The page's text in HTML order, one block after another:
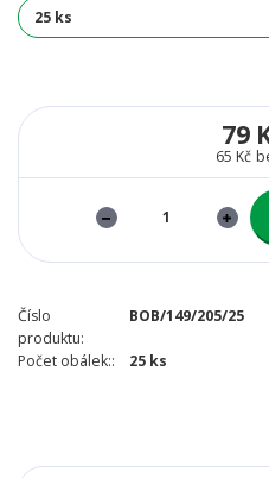
79
65 Kč
Číslo
produktu:
BOB/149/205/25
Počet obálek:: 25 ks